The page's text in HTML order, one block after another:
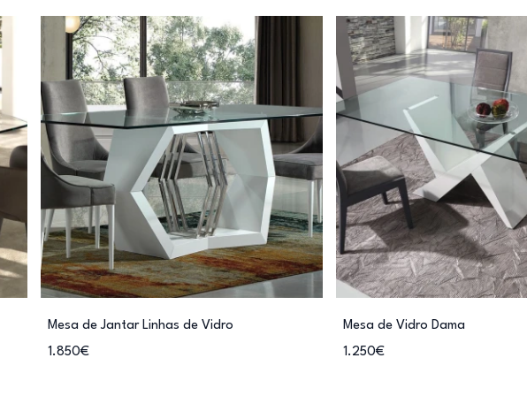
Mesa de Jantar Linhas de Vidro
1.850€
Mesa de Vidro Dama
1.250€